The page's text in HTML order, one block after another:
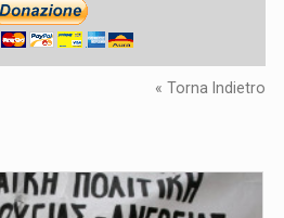
« Torna Indietro